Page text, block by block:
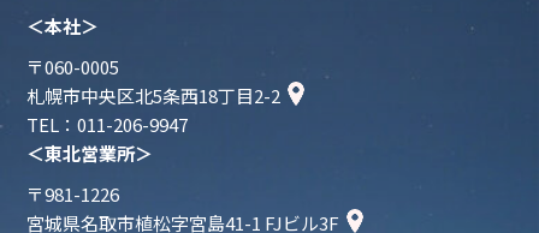
＜本社＞
〒060-0005
札幌市中央区北5条西18丁目2-2
TEL：011-206-9947
＜東北営業所＞
〒981-1226
宮城県名取市植松字宮島41-1 FJビル3F